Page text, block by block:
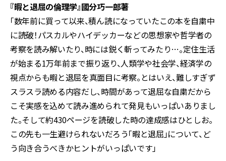
『暇と退屈の倫理学』國分巧一郎著
「数年前に買って以来、積ん読になっていたこの本を自粛中
に読破！パスカルやハイデッカーなどの思想家や哲学者の
考察を読み解いたり、時には鋭く斬ってみたり…。定住生活
が始まる1万年前まで振り返り、人類学や社会学、経済学の
視点からも暇と退屈を真面目に考察。とはいえ、難しすぎず
スラスラ読める内容だし、時間があって退屈な自粛だから
こそ実感を込めて読み進められて発見もいっぱいありまし
た。そして約430ページを読破した時の達成感はひとしお。
この先も一生避けられないだろう「暇と退屈」について、ど
う向き合うべきかヒントがいっぱいです」